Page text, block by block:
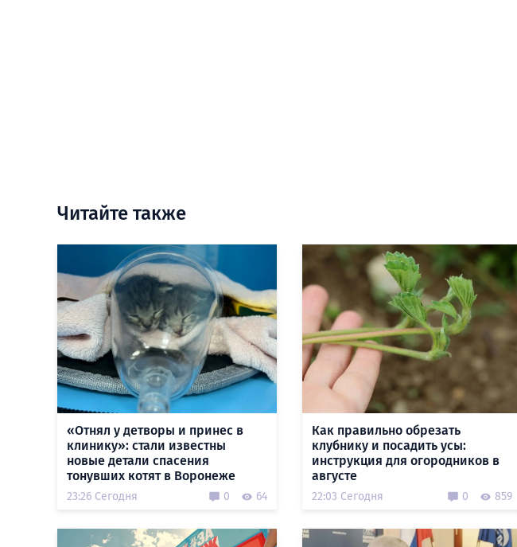
Читайте также
«Отнял у детворы и принес в
клинику»: стали известны
новые детали спасения
тонувших котят в Воронеже
23:26 Сегодня 0 64
Как правильно обрезать
клубнику и посадить усы:
инструкция для огородников в
августе
22:03 Сегодня 0 859